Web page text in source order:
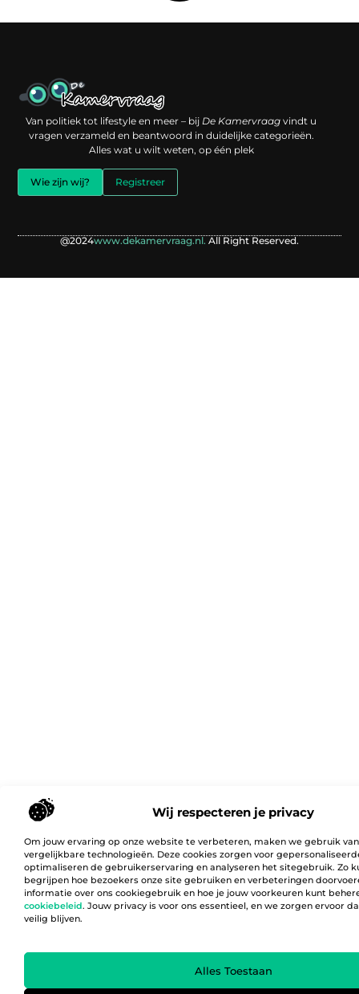
Wij respecteren je privacy
Om jouw ervaring op onze website te verbeteren, maken we gebruik
vergelijkbare technologieën. Deze cookies zorgen voor
optimaliseren de gebruikerservaring en analyseren het sitegebruik. Zo
begrijpen hoe bezoekers onze site gebruiken en verbeteringen
informatie over ons cookiegebruik en hoe je jouw voorkeuren kunt
cookiebeleid. Jouw privacy is voor ons essentieel, en we zorgen ervoor
veilig blijven.
Alles Toestaan
Van politiek tot lifestyle en meer – bij De Kamervraag vindt u
vragen verzameld en beantwoord in duidelijke categorieën.
Alles wat u wilt weten, op één plek
Wie zijn wij? Registreer
@2024www.dekamervraag.nl.All Right Reserved.